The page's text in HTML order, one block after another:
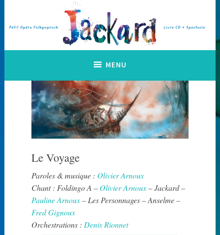
contenu
MENU
Le Voyage
Paroles & musique : Olivier Arnoux
Chant : Foldingo A – Olivier Arnoux– Jackard –
Pauline Arnoux– Les Personnages – Anselme –
Fred Gignoux
Orchestrations : Denis Rionnet